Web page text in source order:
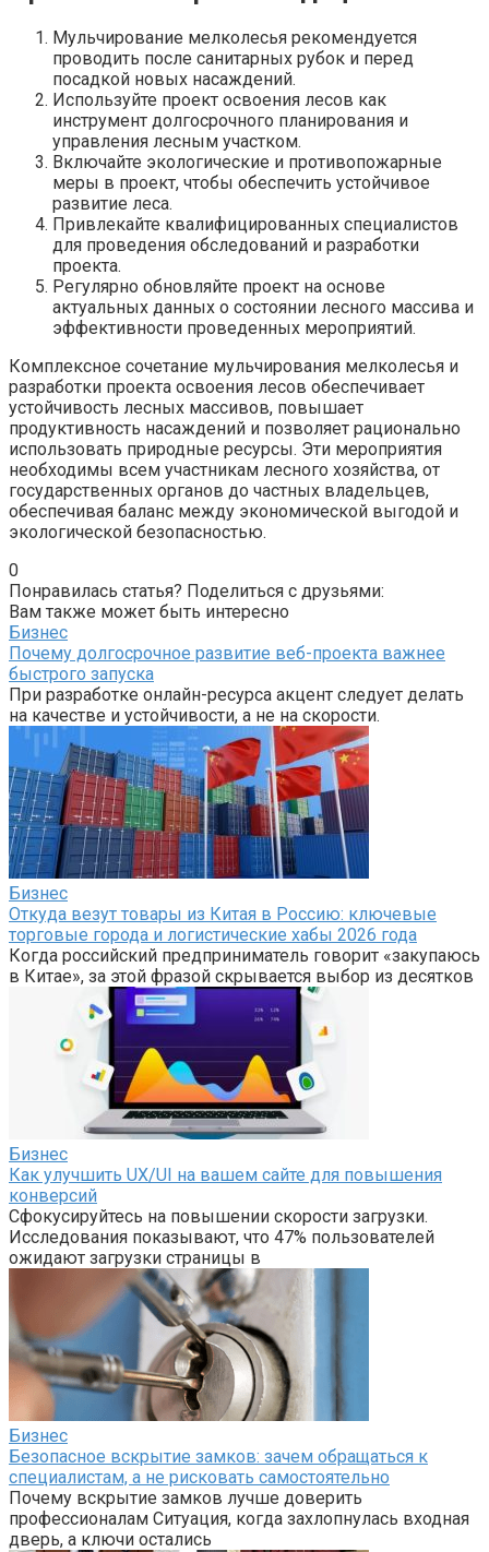
Мульчирование мелколесья рекомендуется
проводить после санитарных рубок и перед
посадкой новых насаждений.
Используйте проект освоения лесов как
инструмент долгосрочного планирования и
управления лесным участком.
Включайте экологические и противопожарные
меры в проект, чтобы обеспечить устойчивое
развитие леса.
Привлекайте квалифицированных специалистов
для проведения обследований и разработки
проекта.
Регулярно обновляйте проект на основе
актуальных данных о состоянии лесного массива и
эффективности проведенных мероприятий.
Комплексное сочетание мульчирования мелколесья и
разработки проекта освоения лесов обеспечивает
устойчивость лесных массивов, повышает
продуктивность насаждений и позволяет рационально
использовать природные ресурсы. Эти мероприятия
необходимы всем участникам лесного хозяйства, от
государственных органов до частных владельцев,
обеспечивая баланс между экономической выгодой и
экологической безопасностью.
0
Понравилась статья? Поделиться с друзьями:
Вам также может быть интересно
Бизнес
Почему долгосрочное развитие веб-проекта важнее
быстрого запуска
При разработке онлайн-ресурса акцент следует делать
на качестве и устойчивости, а не на скорости.
Бизнес
Откуда везут товары из Китая в Россию: ключевые
торговые города и логистические хабы 2026 года
Когда российский предприниматель говорит «закупаюсь
в Китае», за этой фразой скрывается выбор из десятков
Бизнес
Как улучшить UX/UI на вашем сайте для повышения
конверсий
Сфокусируйтесь на повышении скорости загрузки.
Исследования показывают, что 47% пользователей
ожидают загрузки страницы в
Бизнес
Безопасное вскрытие замков: зачем обращаться к
специалистам, а не рисковать самостоятельно
Почему вскрытие замков лучше доверить
профессионалам Ситуация, когда захлопнулась входная
дверь, а ключи остались